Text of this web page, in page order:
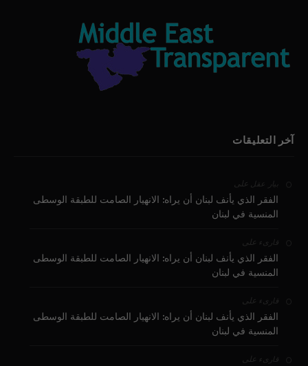
آخر التعليقات
بيار عقل على
الفقر الذي يأنف لبنان أن يراه: الانهيار الصامت للطبقة الوسطى
المنسية في لبنان
قارىء على
الفقر الذي يأنف لبنان أن يراه: الانهيار الصامت للطبقة الوسطى
المنسية في لبنان
قارىء على
الفقر الذي يأنف لبنان أن يراه: الانهيار الصامت للطبقة الوسطى
المنسية في لبنان
قارىء على